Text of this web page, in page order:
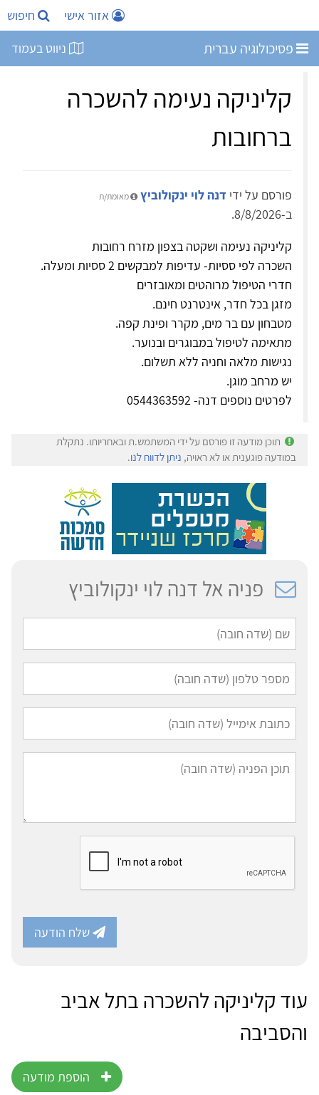
אזור אישי חיפוש
פסיכולוגיה עברית ניווט בעמוד
קליניקה נעימה להשכרה
ברחובות
פורסם על ידי דנה לוי ינקולוביץ מאומת/ת
ב-8/8/2026.
קליניקה נעימה ושקטה בצפון מזרח רחובות
השכרה לפי ססיות- עדיפות למבקשים 2 ססיות ומעלה.
חדרי הטיפול מרוהטים ומאובזרים
מזגן בכל חדר, אינטרנט חינם.
מטבחון עם בר מים, מקרר ופינת קפה.
מתאימה לטיפול במבוגרים ובנוער.
נגישות מלאה וחניה ללא תשלום.
יש מרחב מוגן.
לפרטים נוספים דנה- 0544363592
תוכן מודעה זו פורסם על ידי המשתמש.ת ובאחריותו. נתקלת
במודעה פוגענית או לא ראויה, ניתן לדווח לנו.
פניה אל דנה לוי ינקולוביץ
שלח הודעה
עוד קליניקה להשכרה בתל אביב
והסביבה
הוספת מודעה